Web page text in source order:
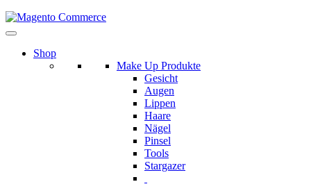
Shop
Make Up Produkte
Gesicht
Augen
Lippen
Haare
Nägel
Pinsel
Tools
Stargazer